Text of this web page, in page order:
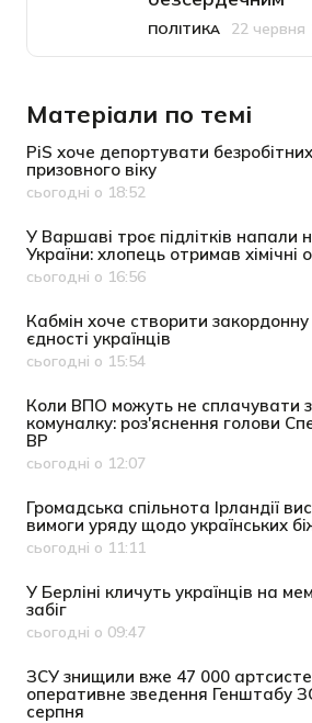
Категорія
ПОЛІТИКА
Дата публікації
22 червня
Матеріали по темі
PiS хоче депортувати безробітних
призовного віку
Дата публікації
сьогодні о 18:52
У Варшаві троє підлітків напали
України: хлопець отримав хімічні
Дата публікації
сьогодні о 16:56
Кабмін хоче створити
єдності українців
Дата публікації
сьогодні о 15:54
Коли ВПО можуть не сплачувати
комуналку: роз'яснення голови
ВР
Дата публікації
сьогодні о 12:07
Громадська спільнота Ірландії
вимоги уряду щодо українських
Дата публікації
сьогодні о 11:11
У Берліні кличуть українців на
забіг
Дата публікації
сьогодні о 09:47
ЗСУ знищили вже 47 000
оперативне зведення Генштабу
серпня